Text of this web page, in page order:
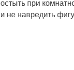
остыть при
и не навредить